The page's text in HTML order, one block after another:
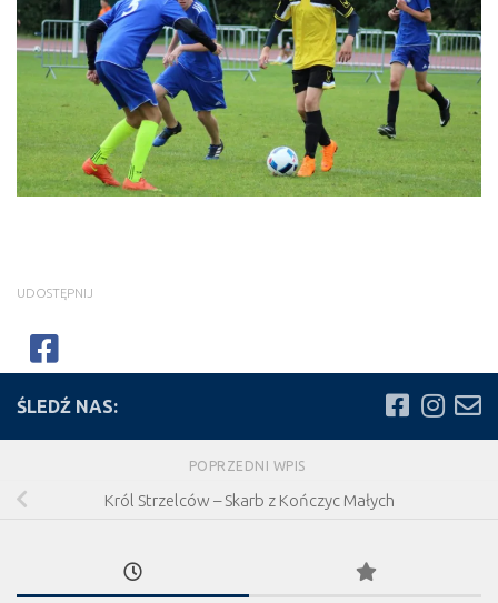
UDOSTĘPNIJ
ŚLEDŹ NAS:
POPRZEDNI WPIS
Król Strzelców – Skarb z Kończyc Małych